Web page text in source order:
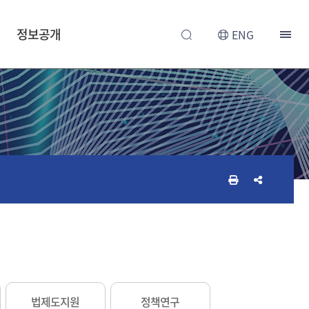
정보공개 ENG
인
쇄
기
공
유
기
법제도지원 정책연구